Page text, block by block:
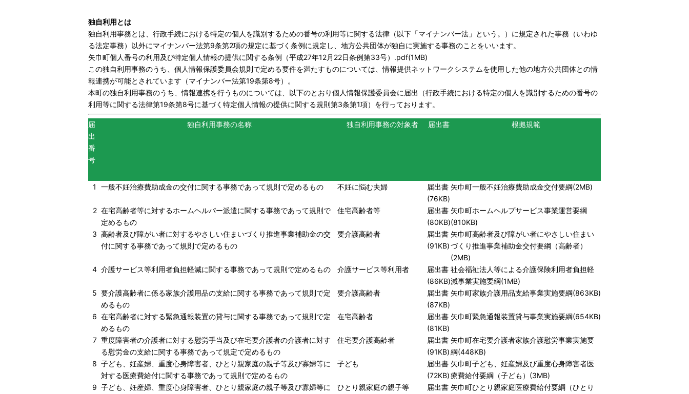
独自利用とは
独自利用事務とは、行政手続における特定の個人を識別するための番号の利用等に関する法律（以下「マイナンバー法」という。）に規定された事務（いわゆ
る法定事務）以外にマイナンバー法第9条第2項の規定に基づく条例に規定し、地方公共団体が独自に実施する事務のことをいいます。
矢巾町個人番号の利用及び特定個人情報の提供に関する条例（平成27年12月22日条例第33号）.pdf(1MB)
この独自利用事務のうち、個人情報保護委員会規則で定める要件を満たすものについては、情報提供ネットワークシステムを使用した他の地方公共団体との情
報連携が可能とされています（マイナンバー法第19条第8号）。
本町の独自利用事務のうち、情報連携を行うものについては、以下のとおり個人情報保護委員会に届出（行政手続における特定の個人を識別するための番号の
利用等に関する法律第19条第8号に基づく特定個人情報の提供に関する規則第3条第1項）を行っております。
届
出
番
号
独自利用事務の名称 独自利用事務の対象者 届出書 根拠規範
1 一般不妊治療費助成金の交付に関する事務であって規則で定めるもの 不妊に悩む夫婦
届出書
(76KB)
矢巾町一般不妊治療費助成金交付要綱(2MB)
2 在宅高齢者等に対するホームヘルパー派遣に関する事務であって規則で
定めるもの
住宅高齢者等
届出書
(80KB)
矢巾町ホームヘルプサービス事業運営要綱
(810KB)
3 高齢者及び障がい者に対するやさしい住まいづくり推進事業補助金の交
付に関する事務であって規則で定めるもの
要介護高齢者
届出書
(91KB)
矢巾町高齢者及び障がい者にやさしい住まい
づくり推進事業補助金交付要綱（高齢者）
(2MB)
4 介護サービス等利用者負担軽減に関する事務であって規則で定めるもの 介護サービス等利用者
届出書
(86KB)
社会福祉法人等による介護保険利用者負担軽
減事業実施要綱(1MB)
5 要介護高齢者に係る家族介護用品の支給に関する事務であって規則で定
めるもの
要介護高齢者
届出書
(87KB)
矢巾町家族介護用品支給事業実施要綱(863KB)
6 在宅高齢者に対する緊急通報装置の貸与に関する事務であって規則で定
めるもの
在宅高齢者
届出書
(81KB)
矢巾町緊急通報装置貸与事業実施要綱(654KB)
7 重度障害者の介護者に対する慰労手当及び在宅要介護者の介護者に対す
る慰労金の支給に関する事務であって規定で定めるもの
住宅要介護高齢者
届出書
(91KB)
矢巾町在宅要介護者家族介護慰労事業実施要
綱(448KB)
8 子ども、妊産婦、重度心身障害者、ひとり親家庭の親子等及び寡婦等に
対する医療費給付に関する事務であって規則で定めるもの
子ども
届出書
(72KB)
矢巾町子ども、妊産婦及び重度心身障害者医
療費給付要綱（子ども）(3MB)
9 子ども、妊産婦、重度心身障害者、ひとり親家庭の親子等及び寡婦等に
ひとり親家庭の親子等
届出書 矢巾町ひとり親家庭医療費給付要綱（ひとり